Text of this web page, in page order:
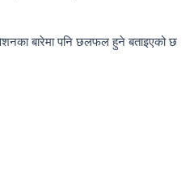
बारेमा पनि छलफल हुने बताइएको छ